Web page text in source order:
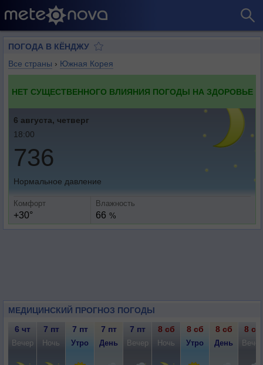
ПОГОДА В КЁНДЖУ
Все страны › Южная Корея
НЕТ СУЩЕСТВЕННОГО ВЛИЯНИЯ ПОГОДЫ НА ЗДОРОВЬЕ
6 августа, четверг
18:00
736
Нормальное давление
Комфорт
+30°
Влажность
66 %
МЕДИЦИНСКИЙ ПРОГНОЗ ПОГОДЫ
6 чт 7 пт 7 пт 7 пт 7 пт 8 сб 8 сб 8 сб 8 сб
Вечер Ночь Утро День Вечер Ночь Утро День Вечер